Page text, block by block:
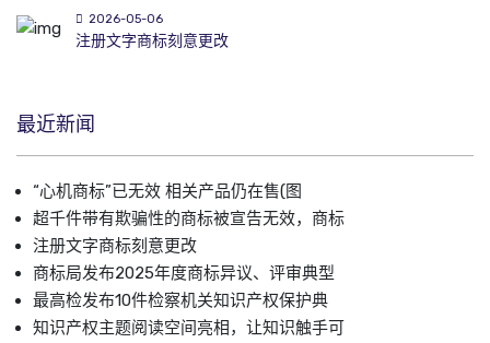
2026-05-06
注册文字商标刻意更改
最近新闻
“心机商标”已无效 相关产品仍在售(图
超千件带有欺骗性的商标被宣告无效，商标
注册文字商标刻意更改
商标局发布2025年度商标异议、评审典型
最高检发布10件检察机关知识产权保护典
知识产权主题阅读空间亮相，让知识触手可